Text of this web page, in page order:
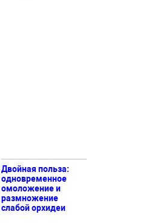
Двойная польза:
одновременное
омоложение и
размножение
слабой орхидеи